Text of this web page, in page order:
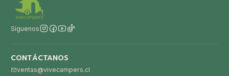
Síguenos
CONTÁCTANOS
ventas@vivecampers.cl